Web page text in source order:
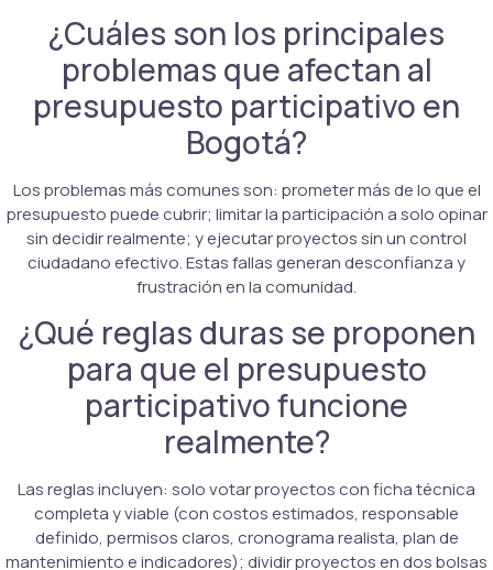
¿Cuáles son los principales
problemas que afectan al
presupuesto participativo en
Bogotá?
Los problemas más comunes son: prometer más de lo que el
presupuesto puede cubrir; limitar la participación a solo opinar
sin decidir realmente; y ejecutar proyectos sin un control
ciudadano efectivo. Estas fallas generan desconfianza y
frustración en la comunidad.
¿Qué reglas duras se proponen
para que el presupuesto
participativo funcione
realmente?
Las reglas incluyen: solo votar proyectos con ficha técnica
completa y viable (con costos estimados, responsable
definido, permisos claros, cronograma realista, plan de
mantenimiento e indicadores); dividir proyectos en dos bolsas